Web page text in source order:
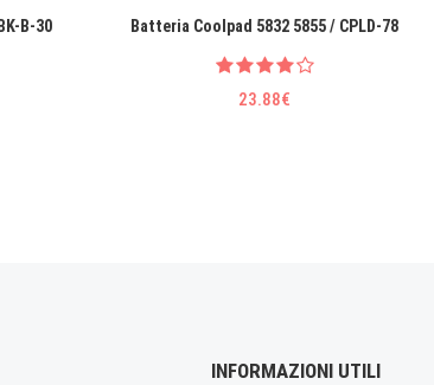
B-30 Batteria Coolpad 5832 5855 / CPLD-78
23.88€
INFORMAZIONI UTILI